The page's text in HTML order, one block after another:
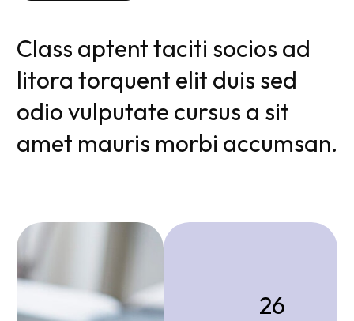
Class aptent taciti socios ad
litora torquent elit duis sed
odio vulputate cursus a sit
amet mauris morbi accumsan.
26